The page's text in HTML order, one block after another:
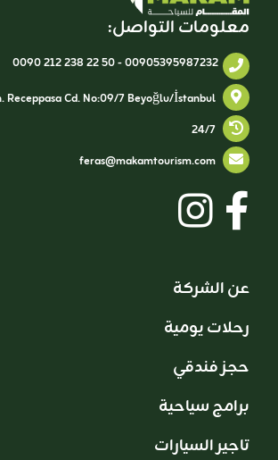
معلومات التواصل:
0090 212 238 22 50-00905395987232
feras@makamtourism.com
عن الشركة
رحلات يومية
حجز فندقي
برامج سياحية
تاجير السيارات